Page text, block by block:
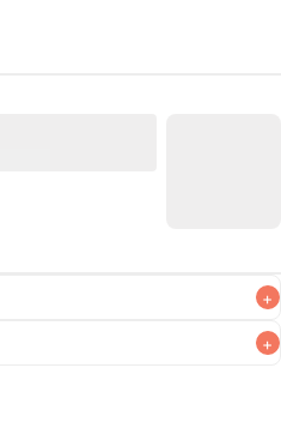
+
+
召し上がりいただくことをお